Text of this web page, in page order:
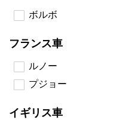
ボルボ
フランス車
ルノー
プジョー
イギリス車